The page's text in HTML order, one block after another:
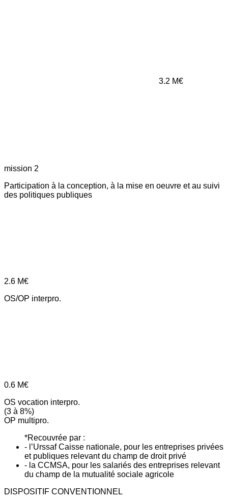
3.2 M€
mission 2
Participation à la conception, à la mise en oeuvre et au suivi
des politiques publiques
2.6 M€
OS/OP interpro.
0.6 M€
OS vocation interpro.
(3 à 8%)
OP multipro.
*Recouvrée par :
- l’Urssaf Caisse nationale, pour les entreprises privées
et publiques relevant du champ de droit privé
- la CCMSA, pour les salariés des entreprises relevant
du champ de la mutualité sociale agricole
DISPOSITIF CONVENTIONNEL